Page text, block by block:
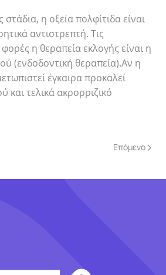
η οξεία πολφίτιδα είναι
αντιστρεπτή. Τις
η θεραπεία εκλογής είναι η
(ενδοδοντική θεραπεία).Αν η
έγκαιρα προκαλεί
και τελικά ακρορριζικό
Επόμενο